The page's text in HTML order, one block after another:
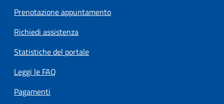
Prenotazione appuntamento
Richiedi assistenza
Statistiche del portale
Leggi le FAQ
Pagamenti